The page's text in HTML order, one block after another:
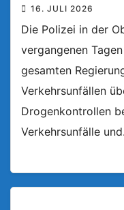
16. JULI 2026
Die Polizei in der
vergangenen
gesamten
Verkehrsunfällen
Drogenkontrollen
Verkehrsunfälle